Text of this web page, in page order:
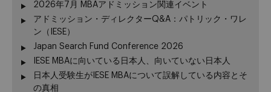
2026年7月 MBAアドミッション関連イベント
アドミッション・ディレクターQ&A：パトリック・ワレ
ン（IESE）
Japan Search Fund Conference 2026
IESE MBAに向いている日本人、向いていない日本人
日本人受験生がIESE MBAについて誤解している内容とそ
の真相